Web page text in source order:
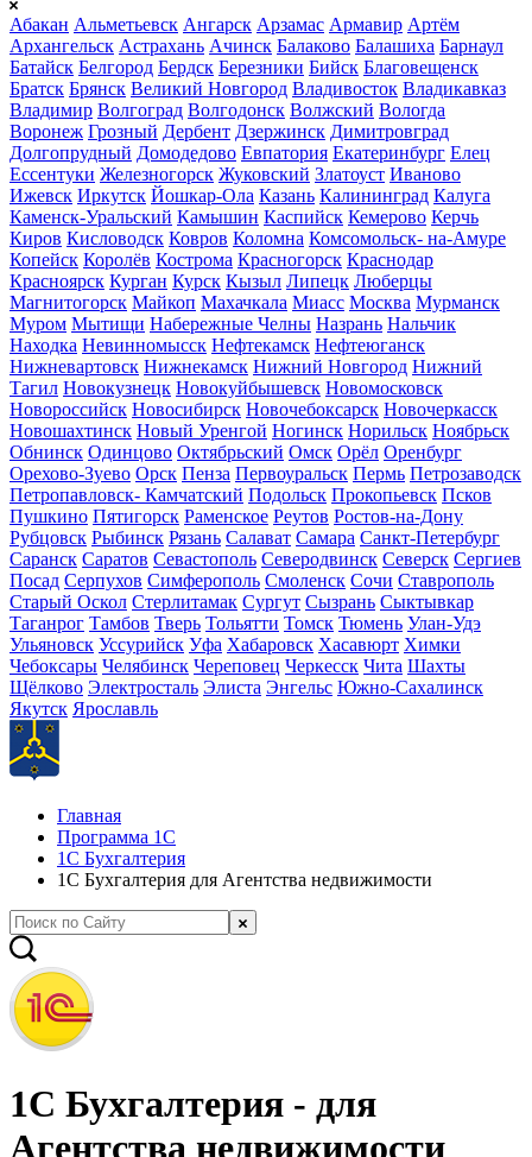
Абакан Альметьевск Ангарск Арзамас Армавир Артём
Архангельск Астрахань Ачинск Балаково Балашиха Барнаул
Батайск Белгород Бердск Березники Бийск Благовещенск
Братск Брянск Великий Новгород Владивосток Владикавказ
Владимир Волгоград Волгодонск Волжский Вологда
Воронеж Грозный Дербент Дзержинск Димитровград
Долгопрудный Домодедово Евпатория Екатеринбург Елец
Ессентуки Железногорск Жуковский Златоуст Иваново
Ижевск Иркутск Йошкар-Ола Казань Калининград Калуга
Каменск-Уральский Камышин Каспийск Кемерово Керчь
Киров Кисловодск Ковров Коломна Комсомольск- на-Амуре
Копейск Королёв Кострома Красногорск Краснодар
Красноярск Курган Курск Кызыл Липецк Люберцы
Магнитогорск Майкоп Махачкала Миасс Москва Мурманск
Муром Мытищи Набережные Челны Назрань Нальчик
Находка Невинномысск Нефтекамск Нефтеюганск
Нижневартовск Нижнекамск Нижний Новгород Нижний
Тагил Новокузнецк Новокуйбышевск Новомосковск
Новороссийск Новосибирск Новочебоксарск Новочеркасск
Новошахтинск Новый Уренгой Ногинск Норильск Ноябрьск
Обнинск Одинцово Октябрьский Омск Орёл Оренбург
Орехово-Зуево Орск Пенза Первоуральск Пермь Петрозаводск
Петропавловск- Камчатский Подольск Прокопьевск Псков
Пушкино Пятигорск Раменское Реутов Ростов-на-Дону
Рубцовск Рыбинск Рязань Салават Самара Санкт-Петербург
Саранск Саратов Севастополь Северодвинск Северск Сергиев
Посад Серпухов Симферополь Смоленск Сочи Ставрополь
Старый Оскол Стерлитамак Сургут Сызрань Сыктывкар
Таганрог Тамбов Тверь Тольятти Томск Тюмень Улан-Удэ
Ульяновск Уссурийск Уфа Хабаровск Хасавюрт Химки
Чебоксары Челябинск Череповец Черкесск Чита Шахты
Щёлково Электросталь Элиста Энгельс Южно-Сахалинск
Якутск Ярославль
Главная
Программа 1С
1С Бухгалтерия
1С Бухгалтерия для Агентства недвижимости
1С Бухгалтерия - для
Агентства недвижимости